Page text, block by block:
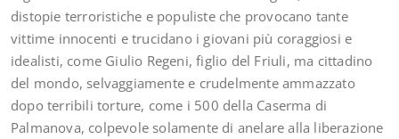
distopie terroristiche e populiste che provocano tante
vittime innocenti e trucidano i giovani più coraggiosi e
idealisti, come Giulio Regeni, figlio del Friuli, ma cittadino
del mondo, selvaggiamente e crudelmente ammazzato
dopo terribili torture, come i 500 della Caserma di
Palmanova, colpevole solamente di anelare alla liberazione